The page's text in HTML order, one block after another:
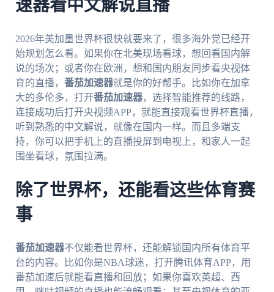
速器看中文解说直播
2026年美加墨世界杯很快就要来了，很多海外党已经开
始规划怎么看。如果你在北美现场看球，想回看国内解
说的场次；或者你在欧洲，想和国内朋友同步看央视体
育的直播， 番茄加速器就是你的好帮手。比如你在加拿
大的多伦多，打开番茄加速器，选择智能推荐的线路，
连接成功后打开央视频APP，就能直接观看世界杯直播，
听到熟悉的中文解说，就像在国内一样。而且多端支
持，你可以把手机上的直播投屏到电视上，和家人一起
围坐看球，氛围拉满。
除了世界杯，还能看这些体育赛
事
番茄加速器不仅能看世界杯，还能解锁国内所有体育平
台的内容。比如你是NBA球迷，打开腾讯体育APP，用
番茄加速后就能看直播和回放；如果你喜欢英超、西